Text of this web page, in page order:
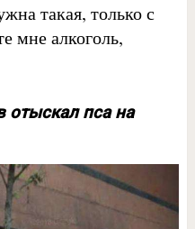
такая, только с
мне алкоголь,
отыскал пса на